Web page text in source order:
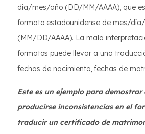
día/mes/año (DD/MM/AAAA), que
formato estadounidense de mes/
(MM/DD/AAAA). La mala
formatos puede llevar a una
fechas de nacimiento, fechas de
Este es un ejemplo para demostrar
producirse inconsistencias en el
traducir un certificado de